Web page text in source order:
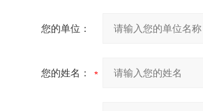
您的单位：
您的姓名：